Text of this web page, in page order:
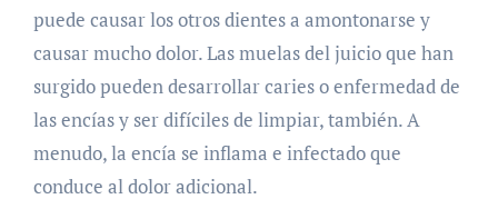
puede causar los otros dientes a amontonarse y
causar mucho dolor. Las muelas del juicio que han
surgido pueden desarrollar caries o enfermedad de
las encías y ser difíciles de limpiar, también. A
menudo, la encía se inflama e infectado que
conduce al dolor adicional.